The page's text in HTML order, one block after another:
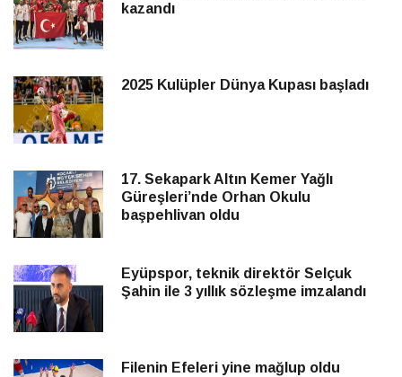
kazandı
2025 Kulüpler Dünya Kupası başladı
17. Sekapark Altın Kemer Yağlı
Güreşleri’nde Orhan Okulu
başpehlivan oldu
Eyüpspor, teknik direktör Selçuk
Şahin ile 3 yıllık sözleşme imzalandı
Filenin Efeleri yine mağlup oldu